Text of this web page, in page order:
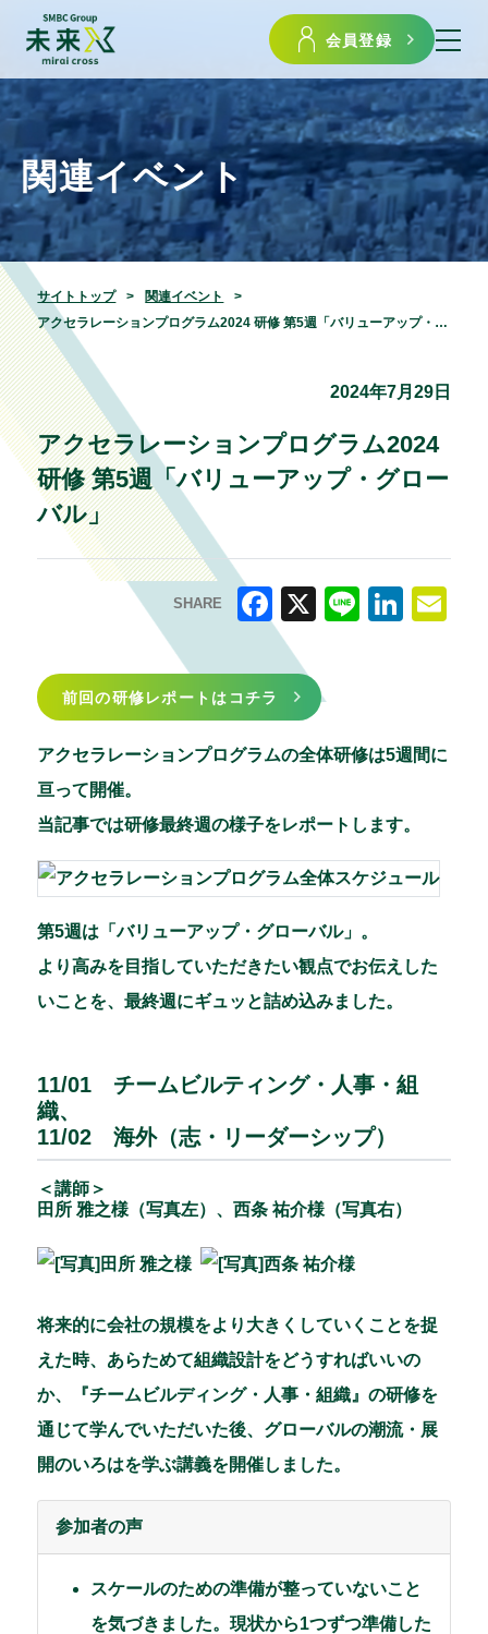
会員登録
関連イベント
サイトトップ
関連イベント
アクセラレーションプログラム2024 研修 第5週「バリューアップ・グローバル」
2024年7月29日
アクセラレーションプログラム2024
研修 第5週「バリューアップ・グロー
バル」
SHARE
a
c
e
o
k
e
n
l
前回の研修レポートはコチラ
アクセラレーションプログラムの全体研修は5週間に
亘って開催。
当記事では研修最終週の様子をレポートします。
第5週は「バリューアップ・グローバル」。
より高みを目指していただきたい観点でお伝えした
いことを、最終週にギュッと詰め込みました。
11/01 チームビルティング・人事・組
織、
11/02 海外（志・リーダーシップ）
＜講師＞
田所 雅之様（写真左）、西条 祐介様（写真右）
将来的に会社の規模をより大きくしていくことを捉
えた時、あらためて組織設計をどうすればいいの
か、『チームビルディング・人事・組織』の研修を
通じて学んでいただいた後、グローバルの潮流・展
開のいろはを学ぶ講義を開催しました。
参加者の声
スケールのための準備が整っていないこと
を気づきました。現状から1つずつ準備した